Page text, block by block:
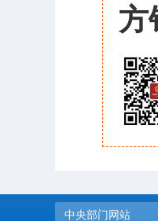
方
中央部门网站